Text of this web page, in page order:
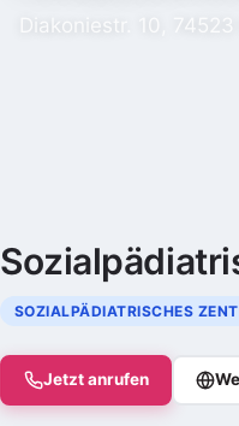
Diakoniestr. 10,
SOZIALPÄDIATRISCHES
Jetzt anrufen